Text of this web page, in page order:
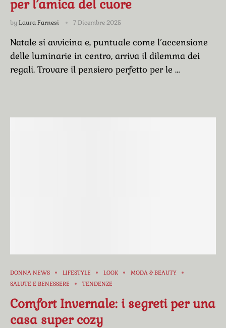
per l’amica del cuore
by Laura Farnesi 7 Dicembre 2025
Natale si avvicina e, puntuale come l’accensione
delle luminarie in centro, arriva il dilemma dei
regali. Trovare il pensiero perfetto per le …
DONNA NEWS LIFESTYLE LOOK
MODA & BEAUTY
SALUTE E BENESSERE
TENDENZE
Comfort Invernale: i segreti per una
casa super cozy